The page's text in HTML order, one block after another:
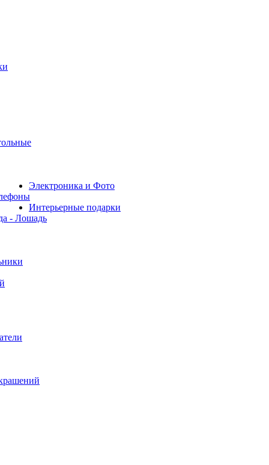
Электроника и Фото
Интерьерные подарки
- Лошадь